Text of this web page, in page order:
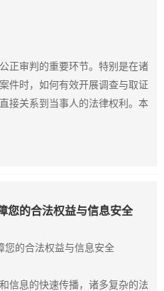
正审判的重要环节。特别是在诸
件时，如何有效开展调查与取证
接关系到当事人的法律权利。本
您的合法权益与信息安全
您的合法权益与信息安全
信息的快速传播，诸多复杂的法